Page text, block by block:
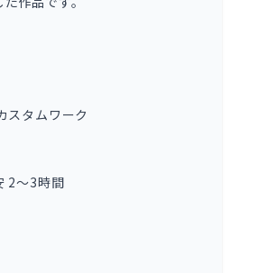
スタムワーク
2〜3時間